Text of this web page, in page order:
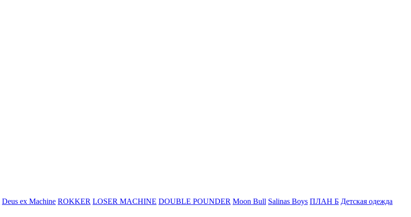
Deus ex Machine ROKKER LOSER MACHINE DOUBLE POUNDER Moon Bull Salinas Boys ПЛАН Б Детская одежда